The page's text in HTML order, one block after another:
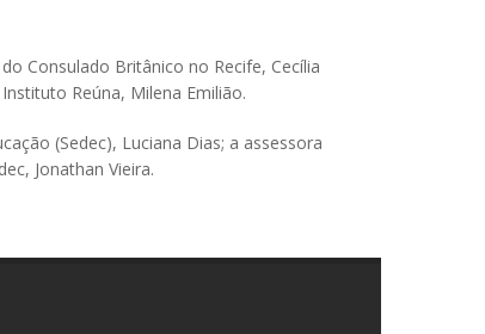
Consulado Britânico no Recife, Cecília
Reúna, Milena Emilião.
(Sedec), Luciana Dias; a assessora
Jonathan Vieira.